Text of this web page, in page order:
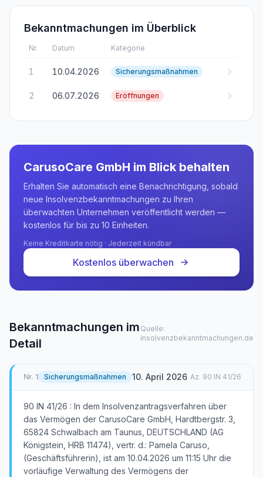
Bekanntmachungen im Überblick
Nr. Datum Kategorie
1 10.04.2026 Sicherungsmaßnahmen
2 06.07.2026 Eröffnungen
CarusoCare GmbH im Blick behalten
Erhalten Sie automatisch eine Benachrichtigung, sobald
neue Insolvenzbekanntmachungen zu Ihren
überwachten Unternehmen veröffentlicht werden —
kostenlos für bis zu 10 Einheiten.
Keine Kreditkarte nötig · Jederzeit kündbar
Kostenlos überwachen
Bekanntmachungen im
Detail
Quelle:
insolvenzbekanntmachungen.de
Nr. 1 Sicherungsmaßnahmen 10. April 2026 Az. 90 IN 41/26
90 IN 41/26 : In dem Insolvenzantragsverfahren über
das Vermögen der CarusoCare GmbH, Hardtbergstr. 3,
65824 Schwalbach am Taunus, DEUTSCHLAND (AG
Königstein, HRB 11474), vertr. d.: Pamela Caruso,
(Geschäftsführerin), ist am 10.04.2026 um 11:15 Uhr die
vorläufige Verwaltung des Vermögens der